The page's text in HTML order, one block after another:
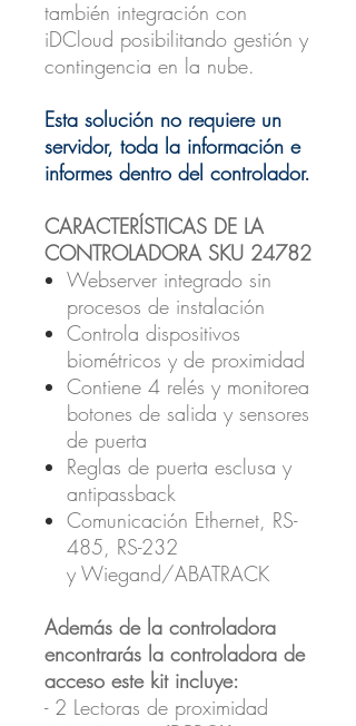
también integración con
iDCloud posibilitando gestión y
contingencia en la nube.
Esta solución no requiere un
servidor, toda la información e
informes dentro del controlador.
CARACTERÍSTICAS DE LA
CONTROLADORA SKU 24782
Webserver integrado sin
procesos de instalación
Controla dispositivos
biométricos y de proximidad
Contiene 4 relés y monitorea
botones de salida y sensores
de puerta
Reglas de puerta esclusa y
antipassback
Comunicación Ethernet, RS-
485, RS-232
y Wiegand/ABATRACK
Además de la controladora
encontrarás la controladora de
acceso este kit incluye:
- 2 Lectoras de proximidad